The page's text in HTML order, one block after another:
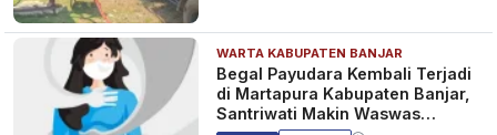
Cita-cita Berikutnya Marselino
Ferdinan Usai Bawa Pulang
Medali Emas SEA Games 2023
WARTA KABUPATEN BANJAR
Begal Payudara Kembali Terjadi
di Martapura Kabupaten Banjar,
Santriwati Makin Waswas